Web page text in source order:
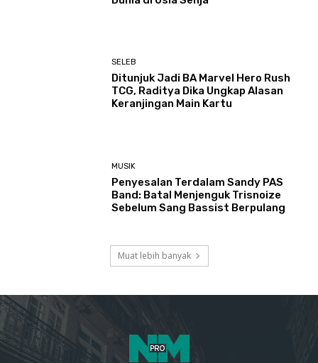
SELEB
Ditunjuk Jadi BA Marvel Hero Rush
TCG, Raditya Dika Ungkap Alasan
Keranjingan Main Kartu
MUSIK
Penyesalan Terdalam Sandy PAS
Band: Batal Menjenguk Trisnoize
Sebelum Sang Bassist Berpulang ​
Muat lebih banyak